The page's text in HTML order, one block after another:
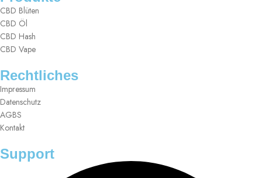
CBD Blüten
CBD Öl
CBD Hash
CBD Vape
Rechtliches
Impressum
Datenschutz
AGBS
Kontakt
Support